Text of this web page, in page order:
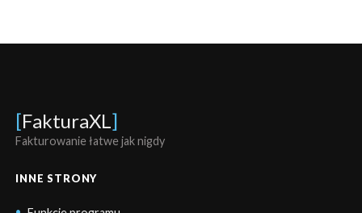
[FakturaXL]
Fakturowanie łatwe jak nigdy
INNE STRONY